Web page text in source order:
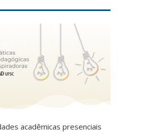
acadêmicas presenciais